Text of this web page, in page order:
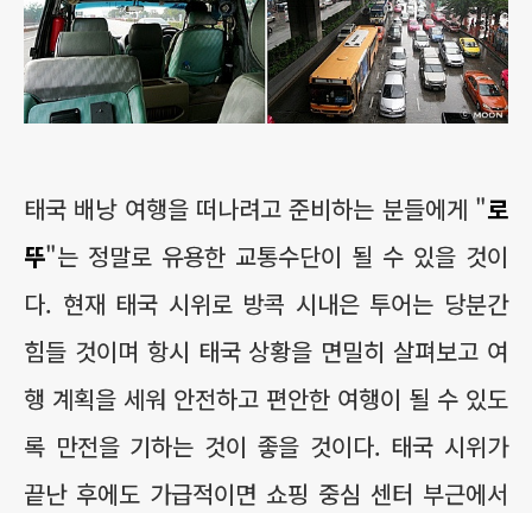
태국 배낭 여행을 떠나려고 준비하는 분들에게 "로
뚜"는 정말로 유용한 교통수단이 될 수 있을 것이
다. 현재 태국 시위로 방콕 시내은 투어는 당분간
힘들 것이며 항시 태국 상황을 면밀히 살펴보고 여
행 계획을 세워 안전하고 편안한 여행이 될 수 있도
록 만전을 기하는 것이 좋을 것이다. 태국 시위가
끝난 후에도 가급적이면 쇼핑 중심 센터 부근에서